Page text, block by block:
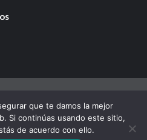
reservados.|CoverNews
themes.
que te damos la mejor
Si continúas usando este sitio,
de acuerdo con ello.